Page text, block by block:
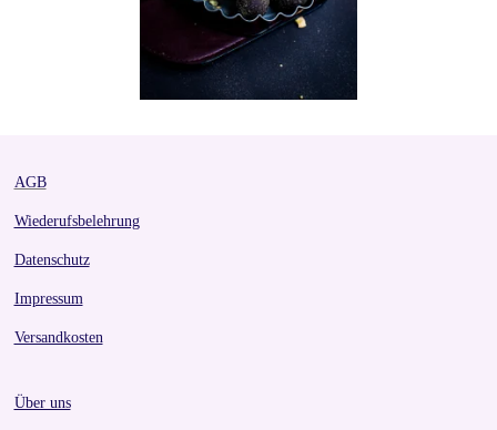
AGB
Wiederufsbelehrung
Datenschutz
Impressum
Versandkosten
Über uns